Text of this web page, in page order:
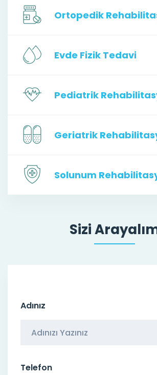
Ortopedik
Evde Fizik Tedavi
Pediatrik
Geriatrik
Solunum
Sizi
Adınız
Telefon